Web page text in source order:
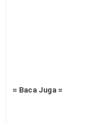
= Baca Juga =